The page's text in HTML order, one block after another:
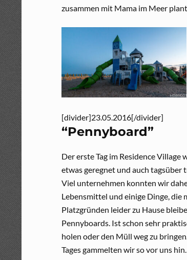
zusammen mit Mama im Meer
[divider]23.05.2016[/divider]
“Pennyboard”
Der erste Tag im Residence
etwas geregnet und auch tagsüber
Viel unternehmen konnten wir
Lebensmittel und einige Dinge, die
Platzgründen leider zu Hause
Pennyboards. Ist schon sehr
holen oder den Müll weg zu
Tages gammelten wir so vor uns